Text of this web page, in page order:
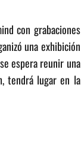
con grabaciones
una exhibición
espera reunir una
tendrá lugar en la